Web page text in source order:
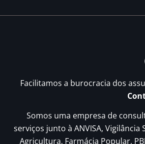
Facilitamos a burocracia dos
Somos uma empresa de
serviços junto à ANVISA,
Agricultura, Farmácia Popular,